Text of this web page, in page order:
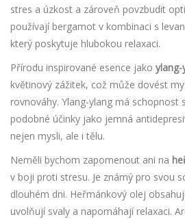
stres a úzkost a zároveň povzbudit
používají bergamot v kombinaci s
který poskytuje hlubokou relaxaci.
Přírodu inspirované esence jako ylang-
květinový zážitek, což může dovést
rovnováhy. Ylang-ylang má schopnost
podobné účinky jako jemná
nejen mysli, ale i tělu.
Neměli bychom zapomenout ani na
v boji proti stresu. Je známý pro svou
dlouhém dni. Heřmánkový olej
uvolňují svaly a napomáhají relaxaci.